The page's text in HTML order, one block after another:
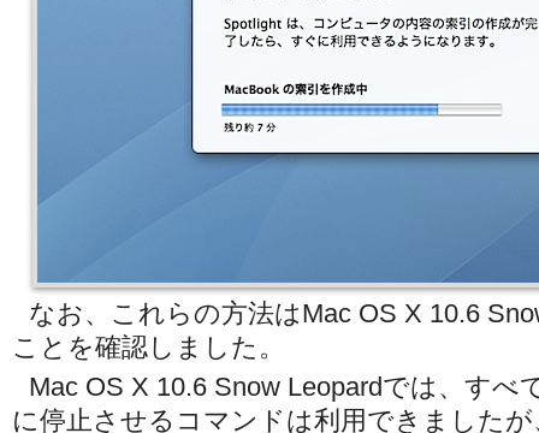
なお、これらの方法はMac OS X 10.6
ことを確認しました。
Mac OS X 10.6 Snow Leopardでは、すべ
に停止させるコマンドは利用できました